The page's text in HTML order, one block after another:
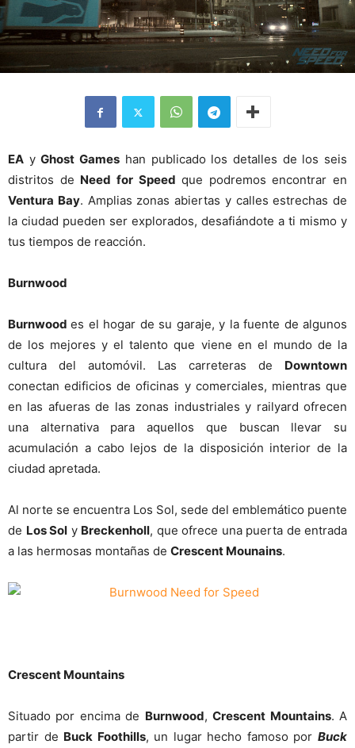
EA yGhost Games han publicado los detalles de los seis
distritos de Need for Speed que podremos encontrar en
Ventura Bay. Amplias zonas abiertas y calles estrechas de
la ciudad pueden ser explorados, desafiándote a ti mismo y
tus tiempos de reacción.
Burnwood
Burnwoodes el hogar de su garaje, y la fuente de algunos
de los mejores y el talento que viene en el mundo de la
cultura del automóvil. Las carreteras de Downtown
conectan edificios de oficinas y comerciales, mientras que
en las afueras de las zonas industriales y railyard ofrecen
una alternativa para aquellos que buscan llevar su
acumulación a cabo lejos de la disposición interior de la
ciudad apretada.
Al norte se encuentra Los Sol, sede del emblemático puente
de Los Sol y Breckenholl, que ofrece una puerta de entrada
a las hermosas montañas de Crescent Mounains.
Crescent Mountains
Situado por encima de Burnwood,Crescent Mountains. A
partir de Buck Foothills, un lugar hecho famoso porBuck